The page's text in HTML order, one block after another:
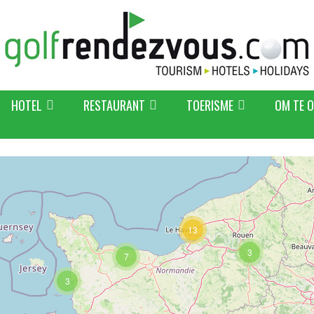
HOTEL RESTAURANT TOERISME OM TE
3
7 3
13